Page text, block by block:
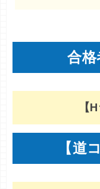
合格
【
【道